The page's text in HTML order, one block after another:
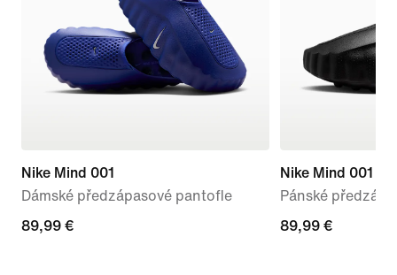
Nike Mind 001
Dámské předzápasové pantofle
89,99 €
89,99 €
Nike Mind 001
Pánské
89,99 €
89,99 €